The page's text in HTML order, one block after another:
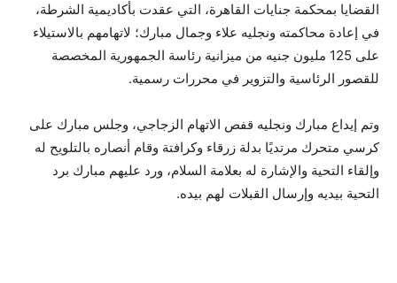
القضايا بمحكمة جنايات القاهرة، التي عقدت بأكاديمية الشرطة،
في إعادة محاكمته ونجليه علاء وجمال مبارك؛ لاتهامهم بالاستيلاء
على 125 مليون جنيه من ميزانية رئاسة الجمهورية المخصصة
للقصور الرئاسية والتزوير في محررات رسمية.
وتم إيداع مبارك ونجليه قفص الاتهام الزجاجي، وجلس مبارك على
كرسي متحرك مرتديًا بدلة زرقاء وكرافتة وقام أنصاره بالتلويح له
وإلقاء التحية والإشارة له بعلامة السلام، ورد عليهم مبارك برد
التحية بيديه وإرسال القبلات لهم بيده.